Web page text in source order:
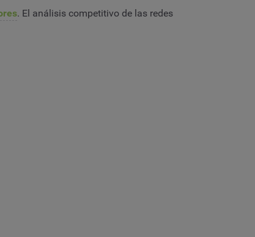
. El análisis competitivo de las redes